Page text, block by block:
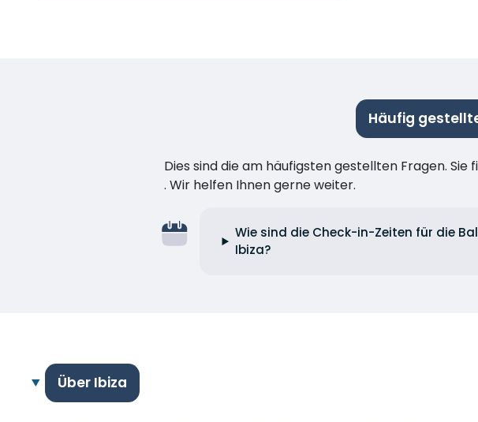
Häufig
Dies sind die am häufigsten gestellten Fragen.
. Wir helfen Ihnen gerne weiter.
Wie sind die Check-in-Zeiten für die
Ibiza?
Über Ibiza